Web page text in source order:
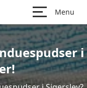
Menu
i